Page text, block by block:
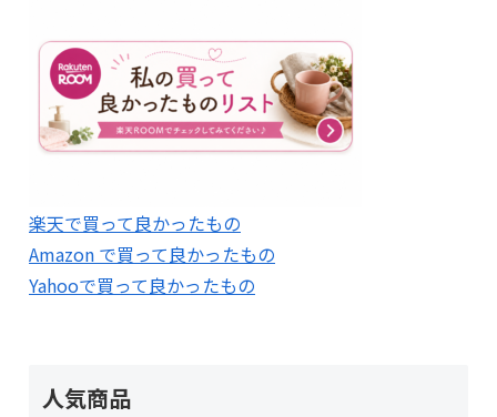
楽天で買って良かったもの
Amazon で買って良かったもの
Yahooで買って良かったもの
人気商品